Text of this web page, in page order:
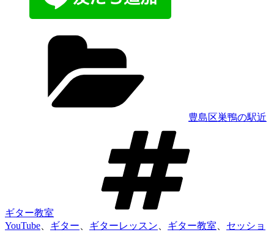
豊島区巣鴨の駅近
ギター教室
YouTube ギター ギターレッスン ギター教室
セッショ